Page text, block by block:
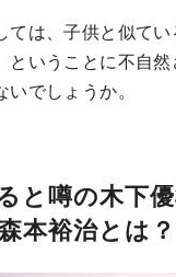
ては、子供と似て
ということに不自
でしょうか。
と噂の木下
本裕治とは？